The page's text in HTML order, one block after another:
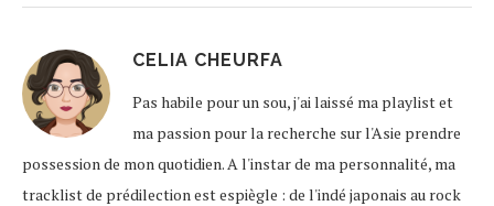
CELIA CHEURFA
Pas habile pour un sou, j'ai laissé ma playlist et
ma passion pour la recherche sur l'Asie prendre
possession de mon quotidien. A l'instar de ma personnalité, ma
tracklist de prédilection est espiègle : de l'indé japonais au rock